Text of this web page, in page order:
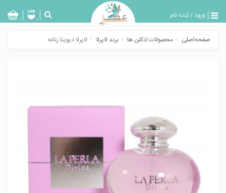
ورود/ثبت نام
بازگشت
0 0
صفحه‌اصلی محصولات ادکلن ها برند لاپرلا لاپرلا دیوینا زنانه